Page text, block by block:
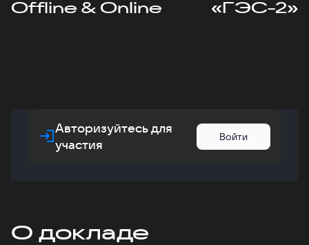
Offline & Online
«ГЭС-2»
Авторизуйтесь для
участия
Войти
О докладе